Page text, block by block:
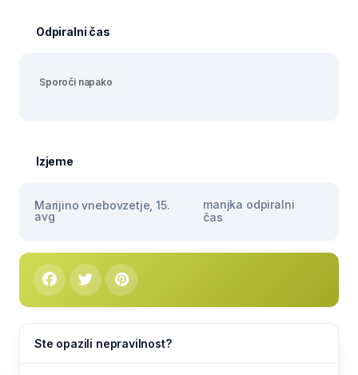
Odpiralni čas
Sporoči napako
Izjeme
Marijino vnebovzetje, 15.
avg
manjka odpiralni
čas
Ste opazili nepravilnost?